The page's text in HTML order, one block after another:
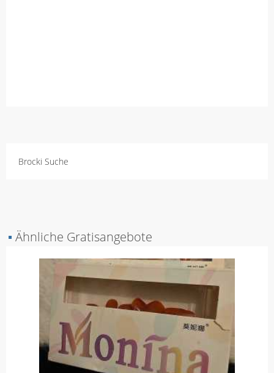
Brocki Suche
▪ Ähnliche Gratisangebote